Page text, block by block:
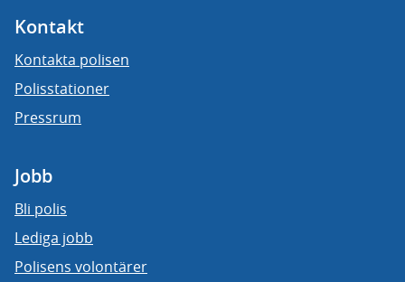
Kontakt
Kontakta polisen
Polisstationer
Pressrum
Jobb
Bli polis
Lediga jobb
Polisens volontärer